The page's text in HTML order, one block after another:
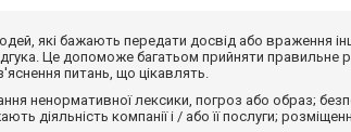
які бажають передати досвід або
Це допоможе багатьом прийняти правильне
питань, що цікавлять.
ненормативної лексики, погроз або образ;
діяльність компанії і / або її послуги;